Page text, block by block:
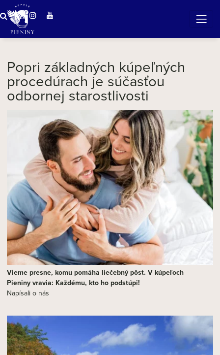
Zázračná voda v Pieninách
Popri základných kúpeľných
procedúrach je súčasťou
odbornej starostlivosti
Vieme presne, komu pomáha liečebný pôst. V kúpeľoch
Pieniny vravia: Každému, kto ho podstúpi!
Napísali o nás